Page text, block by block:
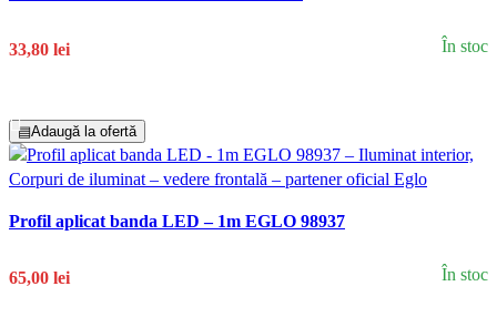
33,80 lei În stoc
▤Adaugă la ofertă
Profil aplicat banda LED – 1m EGLO 98937
65,00 lei În stoc